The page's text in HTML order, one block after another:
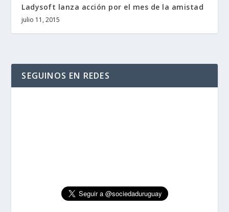
Ladysoft lanza acción por el mes de la amistad
julio 11, 2015
SEGUINOS EN REDES